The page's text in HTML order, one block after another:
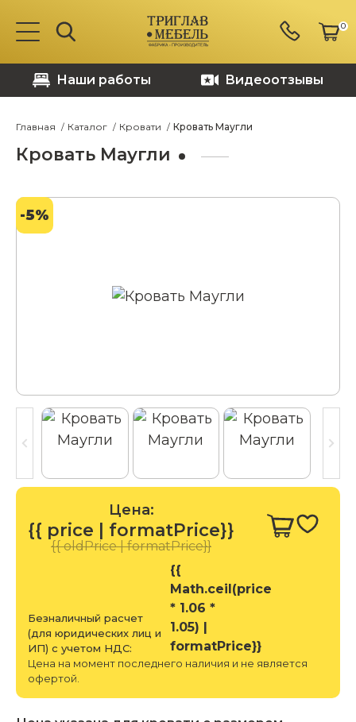
0
Наши работы Видеоотзывы
Главная Каталог Кровати Кровать Маугли
Кровать Маугли
-5%
Цена:
{{ price | formatPrice}}
{{ oldPrice | formatPrice}}
Безналичный расчет
(для юридических лиц и
ИП) с учетом НДС:
{{
Math.ceil(price
* 1.06 *
1.05) |
formatPrice}}
Цена на момент последнего наличия и не является
офертой.